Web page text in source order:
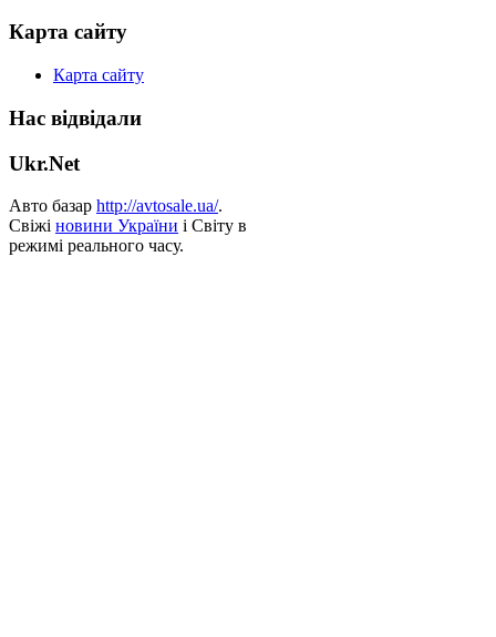
Карта сайту
Карта сайту
Нас відвідали
Ukr.Net
Авто базар http://avtosale.ua/.
Свіжі новини України і Світу в
режимі реального часу.